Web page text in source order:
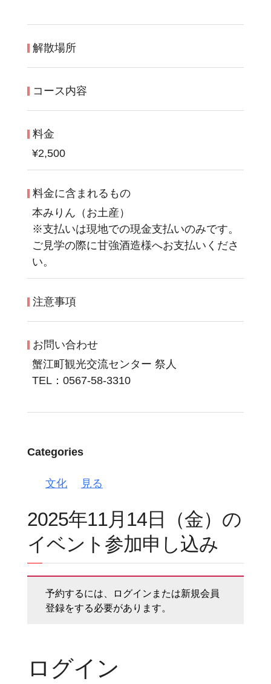
解散場所
コース内容
料金
¥2,500
料金に含まれるもの
本みりん（お土産）
※支払いは現地での現金支払いのみです。
ご見学の際に甘強酒造様へお支払いくださ
い。
注意事項
お問い合わせ
蟹江町観光交流センター 祭人
TEL：0567-58-3310
Categories
文化 見る
2025年11月14日（金）の
イベント参加申し込み
予約するには、ログインまたは新規会員
登録をする必要があります。
ログイン